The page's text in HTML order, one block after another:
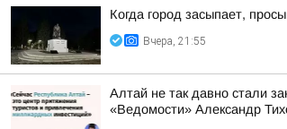
Когда город засыпает,
Вчера, 21:55
Алтай не так давно стали
«Ведомости» Александр